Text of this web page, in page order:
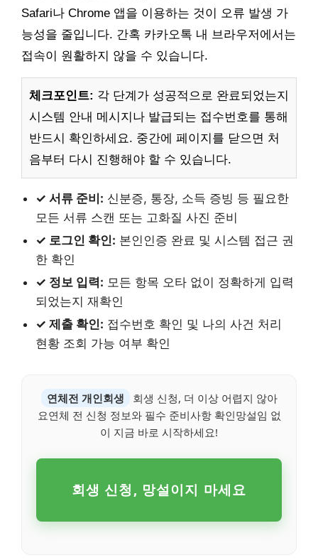
Safari나 Chrome 앱을 이용하는 것이 오류 발생 가
능성을 줄입니다. 간혹 카카오톡 내 브라우저에서는
접속이 원활하지 않을 수 있습니다.
체크포인트: 각 단계가 성공적으로 완료되었는지
시스템 안내 메시지나 발급되는 접수번호를 통해
반드시 확인하세요. 중간에 페이지를 닫으면 처
음부터 다시 진행해야 할 수 있습니다.
✓ 서류 준비: 신분증, 통장, 소득 증빙 등 필요한
모든 서류 스캔 또는 고화질 사진 준비
✓ 로그인 확인: 본인인증 완료 및 시스템 접근 권
한 확인
✓ 정보 입력: 모든 항목 오타 없이 정확하게 입력
되었는지 재확인
✓ 제출 확인: 접수번호 확인 및 나의 사건 처리
현황 조회 가능 여부 확인
연체전 개인회생
회생 신청, 더 이상 어렵지 않아
요연체 전 신청 정보와 필수 준비사항 확인망설임 없
이 지금 바로 시작하세요!
회생 신청, 망설이지 마세요